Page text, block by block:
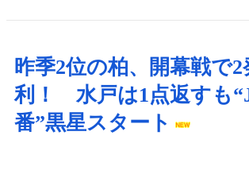
昨季2位の柏、開幕戦で2
利！ 水戸は1点返すも
番”黒星スタート